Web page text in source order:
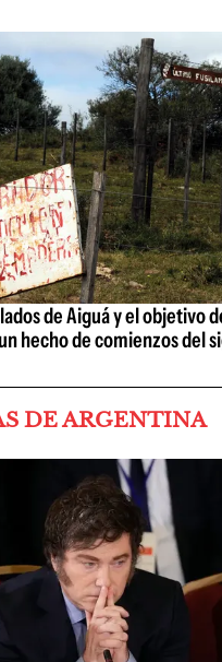
de Aiguá y el objetivo
hecho de comienzos del
DE ARGENTINA